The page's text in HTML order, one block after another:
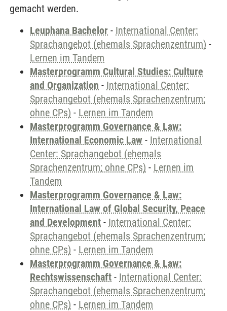
gemacht werden.
Leuphana Bachelor - International Center:
Sprachangebot (ehemals Sprachenzentrum) -
Lernen im Tandem
Masterprogramm Cultural Studies: Culture
and Organization - International Center:
Sprachangebot (ehemals Sprachenzentrum;
ohne CPs) - Lernen im Tandem
Masterprogramm Governance & Law:
International Economic Law - International
Center: Sprachangebot (ehemals
Sprachenzentrum; ohne CPs) - Lernen im
Tandem
Masterprogramm Governance & Law:
International Law of Global Security, Peace
and Development - International Center:
Sprachangebot (ehemals Sprachenzentrum;
ohne CPs) - Lernen im Tandem
Masterprogramm Governance & Law:
Rechtswissenschaft - International Center:
Sprachangebot (ehemals Sprachenzentrum;
ohne CPs) - Lernen im Tandem